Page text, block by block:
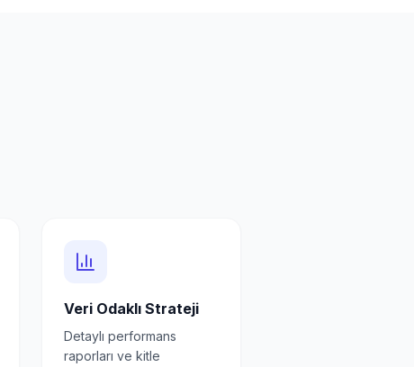
Veri Odaklı Strateji
Detaylı performans
raporları ve kitle